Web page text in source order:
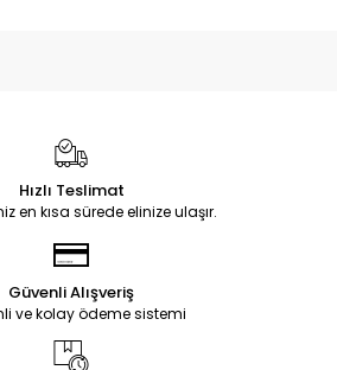
Hızlı Teslimat
en kısa sürede elinize ulaşır.
Güvenli Alışveriş
ve kolay ödeme sistemi